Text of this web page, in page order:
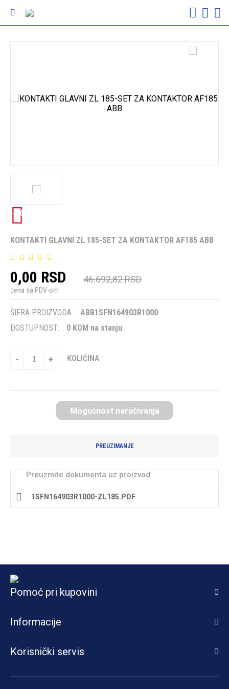
-100%
KONTAKTI GLAVNI ZL 185-SET ZA KONTAKTOR AF185 ABB
0,00 RSD 46.692,82 RSD
cena sa PDV-om
ŠIFRA PROIZVODA:
ABB1SFN164903R1000
DOSTUPNOST:
0 KOM na stanju
- + KOLIČINA
Mogućnost naručivanja
PREUZIMANJE
Preuzmite dokumenta uz proizvod
1SFN164903R1000-ZL185.PDF
Pomoć pri kupovini
Informacije
Korisnički servis